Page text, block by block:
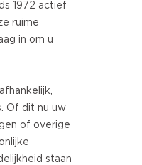
1972 actief
ruime
in om u
Of dit nu uw
of overige
staan